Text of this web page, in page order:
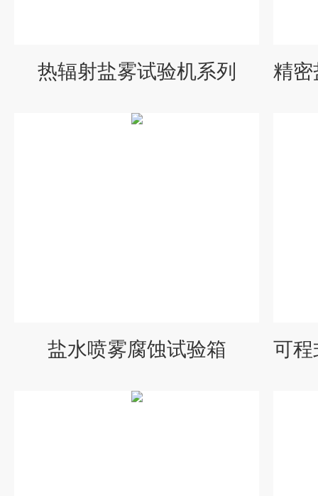
热辐射盐雾试验机系列
盐水喷雾腐蚀试验箱